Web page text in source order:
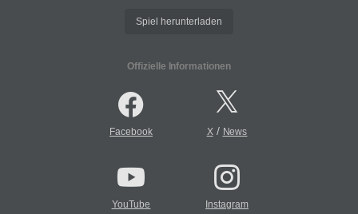
Spiel herunterladen
Offizielle Informationen
Facebook X/ News
YouTube Instagram